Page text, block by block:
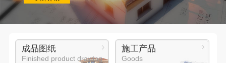
成品图纸
Finished product drawing
施工产品
Goods